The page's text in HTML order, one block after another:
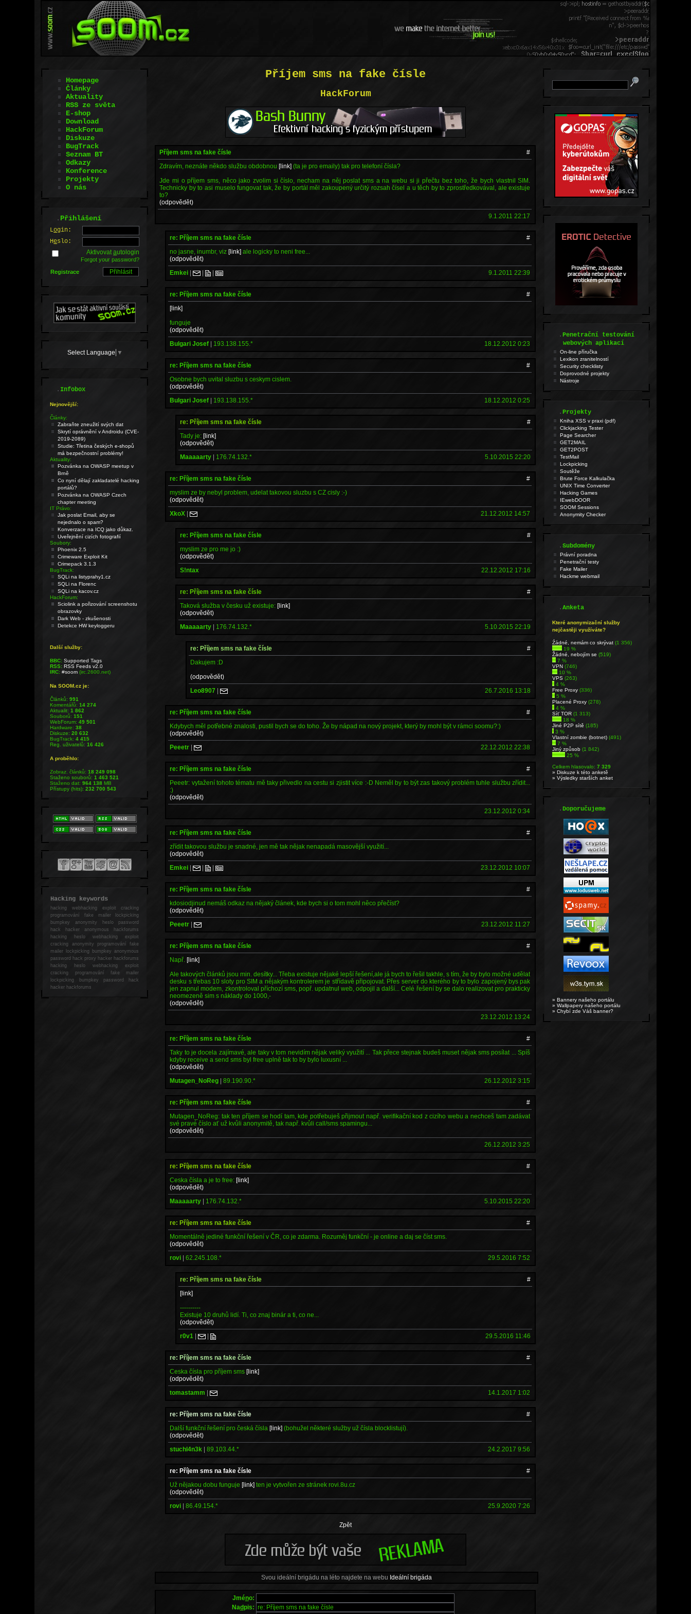
Příjem sms na fake čísle
HackForum
Příjem sms na fake čísle
#
Zdravím, neznáte někdo službu obdobnou[link] (ta je pro emaily) tak pro telefoní čísla?
Jde mi o příjem sms, něco jako zvolim si číslo, necham na něj poslat sms a na webu si ji přečtu bez toho, že bych vlastnil SIM.
Technicky by to asi muselo fungovat tak, že by portál měl zakoupený určitý rozsah čísel a u těch by to zprostředkovával, ale existuje
to?
(odpovědět)
9.1.2011 22:17
re: Příjem sms na fake čísle
#
no jasne, inumbr, viz[link] ale logicky to neni free...
(odpovědět)
Emkei | | | 9.1.2011 22:39
re: Příjem sms na fake čísle
#
[link]
funguje
(odpovědět)
Bulgari Josef | 193.138.155.* 18.12.2012 0:23
re: Příjem sms na fake čísle
#
Osobne bych uvital sluzbu s ceskym cislem.
(odpovědět)
Bulgari Josef | 193.138.155.* 18.12.2012 0:25
re: Příjem sms na fake čísle
#
Tady je:[link]
(odpovědět)
Maaaaarty | 176.74.132.* 5.10.2015 22:20
re: Příjem sms na fake čísle
#
myslim ze by nebyl problem, udelat takovou sluzbu s CZ cisly :-)
(odpovědět)
XkoX | 21.12.2012 14:57
re: Příjem sms na fake čísle
#
myslim ze pro me jo :)
(odpovědět)
S!ntax
22.12.2012 17:16
re: Příjem sms na fake čísle
#
Taková služba v česku už existuje:[link]
(odpovědět)
Maaaaarty | 176.74.132.* 5.10.2015 22:19
re: Příjem sms na fake čísle
#
Dakujem :D
(odpovědět)
Leo8907 | 26.7.2016 13:18
re: Příjem sms na fake čísle
#
Kdybych měl potřebné znalosti, pustil bych se do toho. Že by nápad na nový projekt, který by mohl být v rámci soomu?:)
(odpovědět)
Peeetr | 22.12.2012 22:38
re: Příjem sms na fake čísle
#
Peeetr: vytažení tohoto tématu mě taky přivedlo na cestu si zjistit více :-D Neměl by to být zas takový problém tuhle službu zřídit...
:)
(odpovědět)
23.12.2012 0:34
re: Příjem sms na fake čísle
#
zřídit takovou službu je snadné, jen mě tak nějak nenapadá masovější využití...
(odpovědět)
Emkei | | | 23.12.2012 10:07
re: Příjem sms na fake čísle
#
kdosiodjinud nemáš odkaz na nějaký článek, kde bych si o tom mohl něco přečíst?
(odpovědět)
Peeetr | 23.12.2012 11:27
re: Příjem sms na fake čísle
#
Např.[link]
Ale takových článků jsou min. desítky... Třeba existuje nějaké lepší řešení,ale já bych to řešil takhle, s tím, že by bylo možné udělat
desku s třebas 10 sloty pro SIM a nějakým kontrolerem je střídavě připojovat. Přes server do kterého by to bylo zapojený bys pak
jen zapnul modem, zkontroloval příchozí sms, popř. updatnul web, odpojil a další... Celé řešení by se dalo realizovat pro prakticky
neomezeně sim s náklady do 1000,-
(odpovědět)
23.12.2012 13:24
re: Příjem sms na fake čísle
#
Taky to je docela zajímavé, ale taky v tom nevidím nějak veliký využití ... Tak přece stejnak budeš muset nějak sms posílat ... Spíš
kdyby receive a send sms byl free uplně tak to by bylo luxusní ...
(odpovědět)
Mutagen_NoReg |89.190.90.* 26.12.2012 3:15
re: Příjem sms na fake čísle
#
Mutagen_NoReg: tak ten příjem se hodí tam, kde potřebuješ přijmout např. verifikační kod z cizího webu a nechceš tam zadávat
své pravé číslo ať už kvůli anonymitě, tak např. kvůli call/sms spamingu...
(odpovědět)
26.12.2012 3:25
re: Příjem sms na fake čísle
#
Ceska čísla a je to free:[link]
(odpovědět)
Maaaaarty | 176.74.132.* 5.10.2015 22:20
re: Příjem sms na fake čísle
#
Momentálně jediné funkční řešení v ČR, co je zdarma. Rozuměj funkční - je online a daj se číst sms.
(odpovědět)
rovi |62.245.108.* 29.5.2016 7:52
re: Příjem sms na fake čísle
#
[link]
----------
Existuje 10 druhů lidí. Ti, co znaj binár a ti, co ne...
(odpovědět)
r0v1 | | 29.5.2016 11:46
re: Příjem sms na fake čísle
#
Ceska čísla pro příjem sms[link]
(odpovědět)
tomastamm | 14.1.2017 1:02
re: Příjem sms na fake čísle
#
Další funkční řešení pro česká čísla[link] (bohužel některé služby už čísla blocklistují).
(odpovědět)
stuchl4n3k |89.103.44.* 24.2.2017 9:56
re: Příjem sms na fake čísle
#
Už nějakou dobu funguje[link] ten je vytvořen ze stránek rovi.8u.cz
(odpovědět)
rovi |86.49.154.* 25.9.2020 7:26
Zpět
Svou ideální brigádu na léto najdete na webu Ideální brigáda
Jméno:
Nadpis:
Homepage
Články
Aktuality
RSS ze světa
E-shop
Download
HackForum
Diskuze
BugTrack
Seznam BT
Odkazy
Konference
Projekty
O nás
.Přihlášení
Login:
Heslo:
Aktivovatautologin
Forgot your password?
Registrace
Select Language ▼
.Infobox
Nejnovější:
Články:
Zabraňte zneužití svých dat
Skrytí oprávnění v Androidu (CVE-
2019-2089)
Studie: Třetina českých e-shopů
má bezpečnostní problémy!
Aktuality:
Pozvánka na OWASP meetup v
Brně
Co nyní dělají zakladatelé hacking
portálů?
Pozvánka na OWASP Czech
chapter meeting
IT Právo:
Jak poslat Email, aby se
nejednalo o spam?
Konverzace na ICQ jako důkaz.
Uveřejnění cizích fotografií
Soubory:
Phoenix 2.5
Crimeware Exploit Kit
Crimepack 3.1.3
BugTrack:
SQLi na listyprahy1.cz
SQLi na Florenc
SQLi na kacov.cz
HackForum:
Sciolink a pořizování screenshotu
obrazovky
Dark Web - zkušenosti
Detekce HW keyloggeru
Další služby:
BBC: Supported Tags
RSS: RSS Feeds v2.0
IRC: #soom(irc.2600.net)
Na SOOM.cz je:
Článků:991
Komentářů:14 274
Aktualit:1 862
Souborů:151
WebForum:49 501
Hardware:38
Diskuze:20 632
BugTrack:4 415
Reg. uživatelů:16 426
A proběhlo:
Zobraz. článků:18 249 098
Staženo souborů:1 463 521
Staženo dat:964 138MB
Přístupy (hits):232 700 543
Hacking keywords
hackingwebhacking exploit cracking
programování fake mailer lockpicking
bumpkey anonymity heslo password
hackhacker anonymous hackforums
hackingheslo webhacking exploit
cracking anonymity programování fake
mailer lockpicking bumpkey anonymous
password hack proxy hacker hackforums
hacking heslo webhacking exploit
cracking programování fake mailer
lockpicking bumpkey password hack
hackerhackforums
.Penetrační testování
webových aplikací
On-line příručka
Lexikon zranitelností
Security checklisty
Doprovodné projekty
Nástroje
.Projekty
Kniha XSS v praxi (pdf)
Clickjacking Tester
Page Searcher
GET2MAIL
GET2POST
TestMail
Lockpicking
Soutěže
Brute Force Kalkulačka
UNIX Time Converter
Hacking Games
IEwebDOOR
SOOM Sessions
Anonymity Checker
.Subdomény
Právní poradna
Penetrační testy
Fake Mailer
Hackme webmail
.Anketa
Které anonymizační služby
nejčastěji využíváte?
Źádné, nemám co skrývat(1 356)
19 %
Žádné, nebojím se(519)
7 %
VPN(746)
10 %
VPS(263)
4 %
Free Proxy(336)
5 %
Placené Proxy(278)
4 %
Síť TOR(1 313)
18 %
Jiné P2P sítě(185)
3 %
Vlastní zombie (botnet)(491)
7 %
Jiný způsob(1 842)
25 %
Celkem hlasovalo:7 329
» Diskuze k této anketě
» Výsledky starších anket
.Doporučujeme
» Bannery našeho portálu
» Wallpapery našeho portálu
» Chybí zde Váš banner?